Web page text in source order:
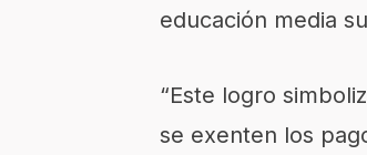
educación media
“Este logro
se exenten los